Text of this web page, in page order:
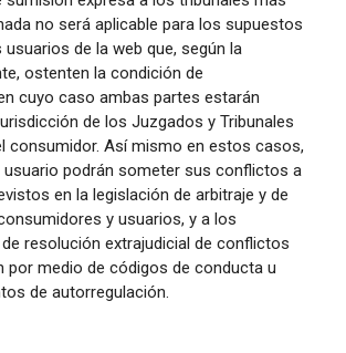
no será aplicable para los supuestos
de la web que, según la
ostenten la condición de
cuyo caso ambas partes estarán
de los Juzgados y Tribunales
consumidor. Así mismo en estos casos,
usuario podrán someter sus conflictos a
en la legislación de arbitraje y de
y usuarios, y a los
resolución extrajudicial de conflictos
por medio de códigos de conducta u
de autorregulación.